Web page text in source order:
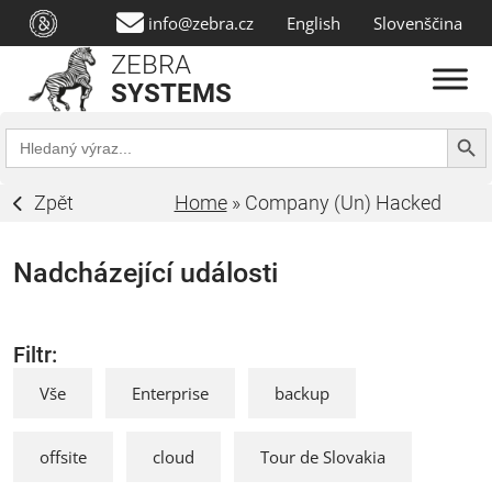
info@zebra.cz English Slovenščina
ZEBRA
SYSTEMS
Search
for:
Search
Zpět Home» Company (Un) Hacked
Nadcházející události
Filtr:
Vše Enterprise backup
offsite cloud Tour de Slovakia